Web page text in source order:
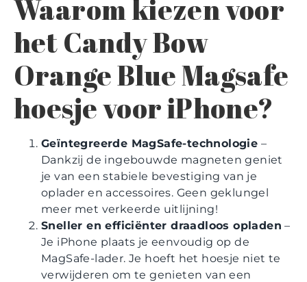
Waarom kiezen voor
het Candy Bow
Orange Blue Magsafe
hoesje voor iPhone?
Geïntegreerde MagSafe-technologie –
Dankzij de ingebouwde magneten geniet
je van een stabiele bevestiging van je
oplader en accessoires. Geen geklungel
meer met verkeerde uitlijning!
Sneller en efficiënter draadloos opladen –
Je iPhone plaats je eenvoudig op de
MagSafe-lader. Je hoeft het hoesje niet te
verwijderen om te genieten van een